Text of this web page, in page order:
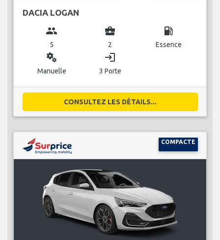
DACIA LOGAN
group
5
business_center
2
local_gas_station
Essence
miscellaneous_services
Manuelle
login
3 Porte
CONSULTEZ LES DÉTAILS...
COMPACTE